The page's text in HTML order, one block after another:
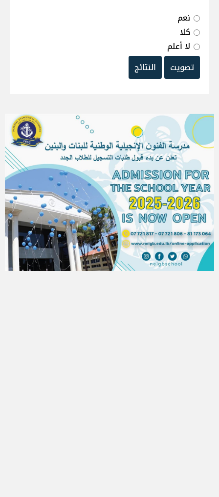
نعم
كلا
لا أعلم
تصويت
النتائج